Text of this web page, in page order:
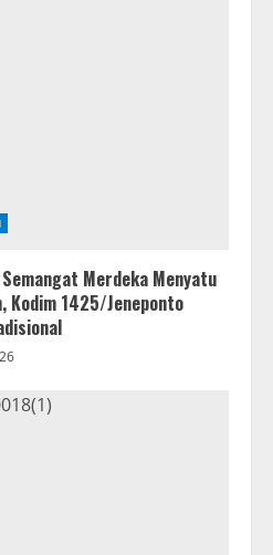
Merdeka Menyatu
Kodim 1425/Jeneponto